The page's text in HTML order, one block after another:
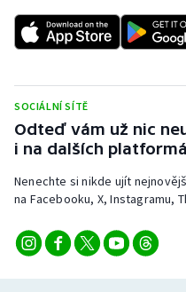
SOCIÁLNÍ SÍTĚ
Odteď vám už nic
i na dalších
Nenechte si nikde ujít
na Facebooku, X, Instagramu,